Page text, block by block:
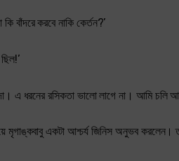
বাঁদরে করবে নাকি কের্তন?’
এ ধরনের রসিকতা ভালো লাগে না। আমি চলি
মৃগাঙ্কবাবু একটা আশ্চর্য জিনিস অনুভব